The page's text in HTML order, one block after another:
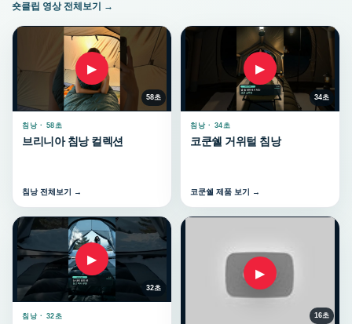
숏클립 영상 전체보기 →
▶
58초
침낭 · 58초
브리니아 침낭 컬렉션
침낭 전체보기 →
▶
34초
침낭 · 34초
코쿤쉘 거위털 침낭
코쿤쉘 제품 보기 →
▶
32초
침낭 · 32초
▶
16초